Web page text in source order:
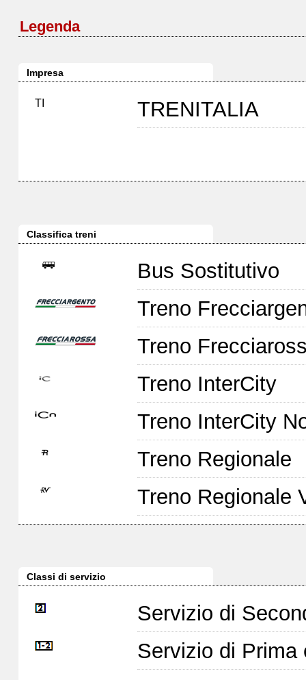
Legenda
Impresa
TI TRENITALIA
Classifica treni
Bus Sostitutivo
Treno
Treno
Treno InterCity
Treno InterCity
Treno Regionale
Treno Regionale
Classi di servizio
Servizio di
Servizio di Prima